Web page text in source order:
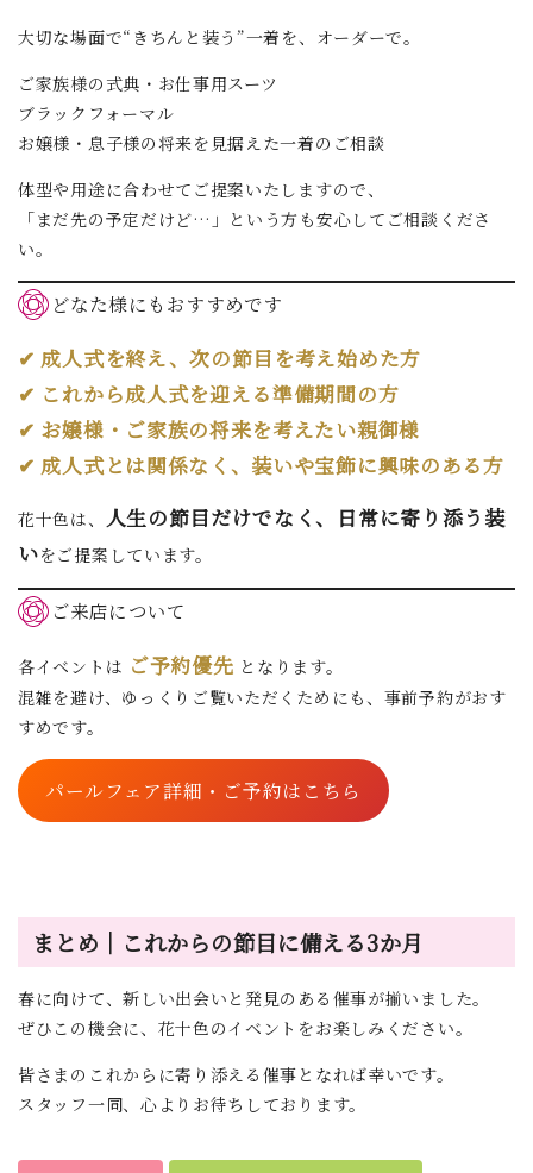
大切な場面で“きちんと装う”一着を、オーダーで。
ご家族様の式典・お仕事用スーツ
ブラックフォーマル
お嬢様・息子様の将来を見据えた一着のご相談
体型や用途に合わせてご提案いたしますので、
「まだ先の予定だけど…」という方も安心してご相談くださ
い。
どなた様にもおすすめです
✔ 成人式を終え、次の節目を考え始めた方
✔ これから成人式を迎える準備期間の方
✔ お嬢様・ご家族の将来を考えたい親御様
✔ 成人式とは関係なく、装いや宝飾に興味のある方
花十色は、 人生の節目だけでなく、日常に寄り添う装
いをご提案しています。
ご来店について
各イベントは ご予約優先 となります。
混雑を避け、ゆっくりご覧いただくためにも、事前予約がおす
すめです。
パールフェア詳細・ご予約はこちら
まとめ｜これからの節目に備える3か月
春に向けて、新しい出会いと発見のある催事が揃いました。
ぜひこの機会に、花十色のイベントをお楽しみください。
皆さまのこれからに寄り添える催事となれば幸いです。
スタッフ一同、心よりお待ちしております。